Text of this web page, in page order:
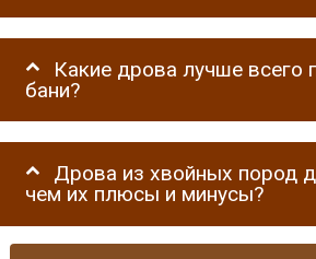
Какие дрова лучше всего
бани?
Дрова из хвойных пород
чем их плюсы и минусы?